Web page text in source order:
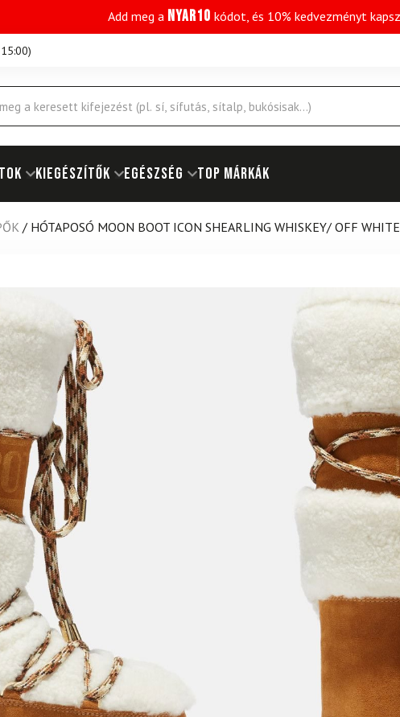
Add meg a NYAR10 kódot, és 10% kedvezményt kapsz
)
KIEGÉSZÍTŐK EGÉSZSÉG Top márkák
/ HÓTAPOSÓ MOON BOOT ICON SHEARLING WHISKEY/ OFF WHITE